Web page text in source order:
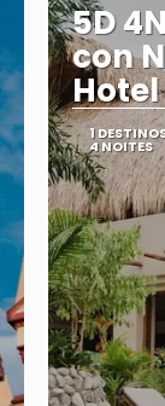
5D
con
Hotel
1
4 NOITES